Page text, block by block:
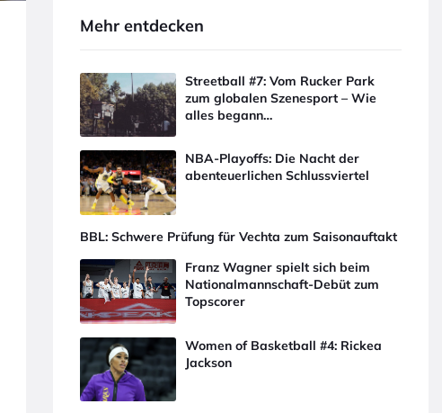
Mehr entdecken
Streetball #7: Vom Rucker Park
zum globalen Szenesport – Wie
alles begann…
NBA-Playoffs: Die Nacht der
abenteuerlichen Schlussviertel
BBL: Schwere Prüfung für Vechta zum Saisonauftakt
Franz Wagner spielt sich beim
Nationalmannschaft-Debüt zum
Topscorer
Women of Basketball #4: Rickea
Jackson